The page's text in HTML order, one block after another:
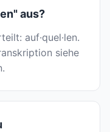
aus?
auf·quel·len.
siehe